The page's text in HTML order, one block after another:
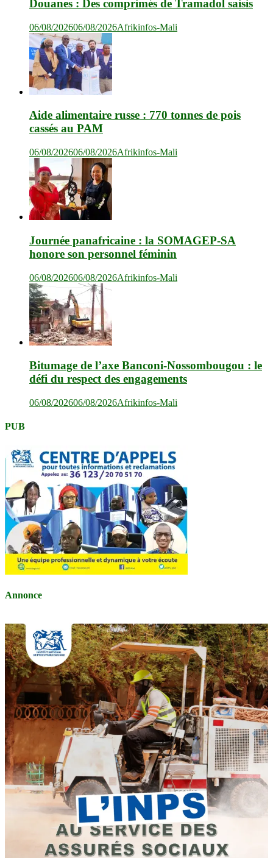
Douanes : Des comprimés de Tramadol saisis
06/08/202606/08/2026Afrikinfos-Mali
Aide alimentaire russe : 770 tonnes de pois
cassés au PAM
06/08/202606/08/2026Afrikinfos-Mali
Journée panafricaine : la SOMAGEP-SA
honore son personnel féminin
06/08/202606/08/2026Afrikinfos-Mali
Bitumage de l’axe Banconi-Nossombougou : le
défi du respect des engagements
06/08/202606/08/2026Afrikinfos-Mali
PUB
Annonce